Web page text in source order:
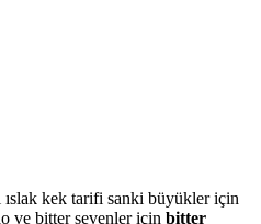
kek tarifi sanki büyükler için
ve bitter sevenler için bitter